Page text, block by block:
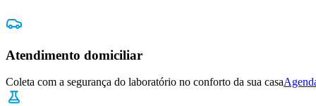
Atendimento domiciliar
Coleta com a segurança do laboratório no conforto da sua casa